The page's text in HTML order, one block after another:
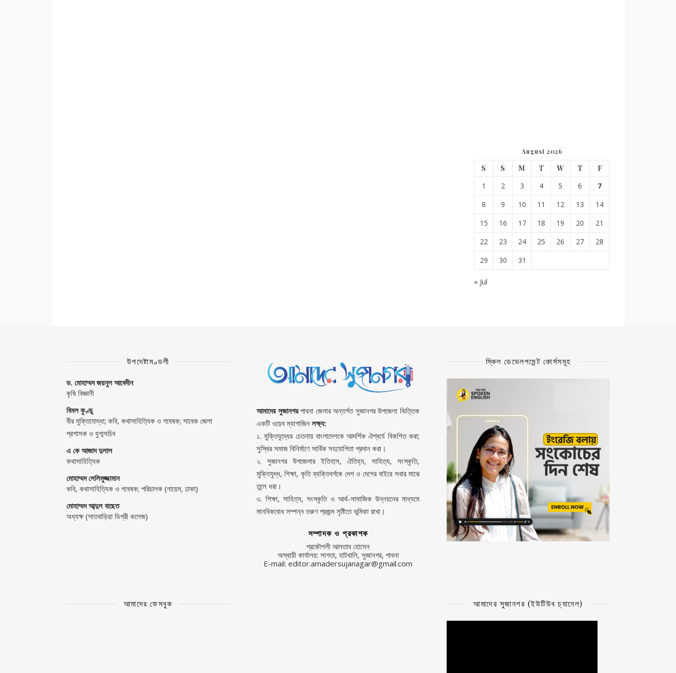
August 2026
S S M T W T
F
1
2 3 4 5 6
7
8
9 10 11 12 13
14
15
16 17 18 19 20
21
22
23 24 25 26 27
28
29
30 31
« Jul
উপদেষ্টামণ্ডলী
ড. মোহাম্মদ জয়নুল আবেদীন
কৃষি বিজ্ঞানী
বিমল কুণ্ডু
বীর মুক্তিযোদ্ধা; কবি, কথাসাহিত্যিক ও গবেষক; সাবেক জেলা
প্রশাসক ও যুগ্মসচিব
এ কে আজাদ দুলাল
কথাসাহিত্যিক
মোহাম্মদ সেলিমুজ্জামান
কবি, কথাসাহিত্যিক ও গবেষক; পরিচালক (নায়েম, ঢাকা)
মোহাম্মদ আব্দুল বাছেত
অধ্যক্ষ (সাতবাড়িয়া ডিগ্রী কলেজ)
আমাদের সুজানগরপাবনা জেলার অন্তর্গত সুজানগর উপজেলা ভিত্তিক
একটি ওয়েব ম্যাগাজিন লক্ষ্য:
১. মুক্তিযুদ্ধের চেতনায় বাংলাদেশকে আদর্শিক ঐশ্বর্যে বিকশিত করা;
সুস্থির সমাজ বিনির্মাণে সার্বিক সহযোগিতা প্রদান করা।
২. সুজানগর উপজেলার ইতিহাস, ঐতিহ্য, সাহিত্য, সংস্কৃতি,
মুক্তিযুদ্ধ, শিক্ষা, কৃতি ব্যক্তিবর্গকে দেশ ও দেশের বাইরে সবার মাঝে
তুলে ধরা।
৩. শিক্ষা, সাহিত্য, সংস্কৃতি ও আর্থ-সামাজিক উন্নয়নের মাধ্যমে
মানবিকবোধ সম্পন্ন তরুণ প্রজন্ম সৃষ্টিতে ভূমিকা রাখা।
সম্পাদক ও প্রকাশক
প্রকৌশলী আলতাব হোসেন
অস্থায়ী কার্যালয়: সাগতা, হাটখালি, সুজানগর, পাবনা
E-mail: editor.amadersujanagar@gmail.com
স্কিল ডেভেলপমেন্ট কোর্সসমূহ
আমাদের ফেসবুক আমাদের সুজানগর (ইউটিউব চ্যানেল)